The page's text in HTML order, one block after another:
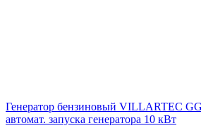
Генератор бензиновый VILLARTEC
автомат. запуска генератора 10 кВт